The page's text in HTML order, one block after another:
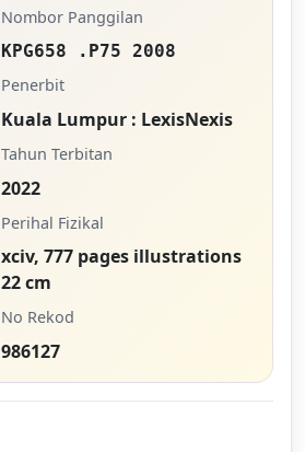
Nombor Panggilan
KPG658 .P75 2008
Penerbit
Kuala Lumpur : LexisNexis
Tahun Terbitan
2022
Perihal Fizikal
xciv, 777 pages illustrations
22 cm
No Rekod
986127